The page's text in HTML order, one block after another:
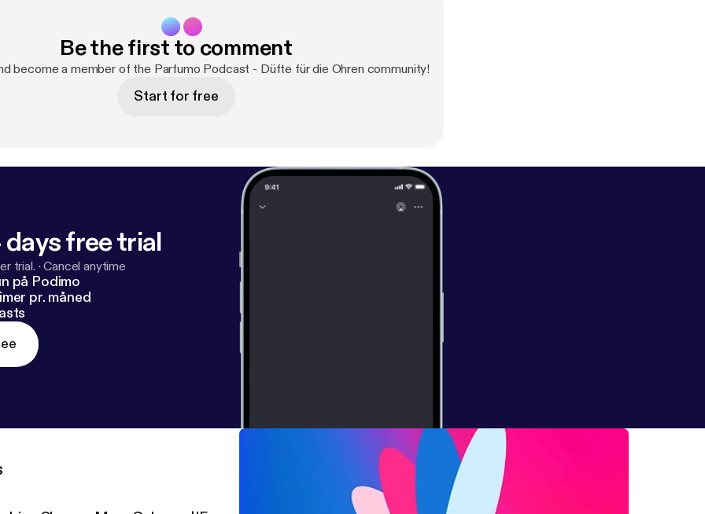
---- www.parfumo.de www.podcastplattform.de
Be the first to comment
become a member of the Parfumo Podcast - Düfte für die Ohren community!
Start for free
free trial
trial. ·Cancel anytime
på Podimo
pr. måned